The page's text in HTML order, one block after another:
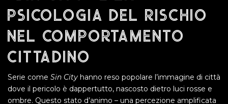
psicologia del rischio
nel comportamento
cittadino
Serie come Sin City hanno reso popolare l’immagine di città
dove il pericolo è dappertutto, nascosto dietro luci rosse e
ombre. Questo stato d’animo – una percezione amplificata